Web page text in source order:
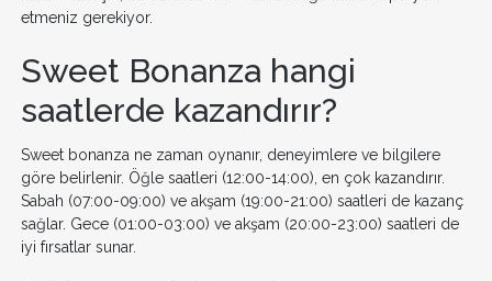
etmeniz gerekiyor.
Sweet Bonanza hangi
saatlerde kazandırır?
Sweet bonanza ne zaman oynanır, deneyimlere ve bilgilere
göre belirlenir. Öğle saatleri (12:00-14:00), en çok kazandırır.
Sabah (07:00-09:00) ve akşam (19:00-21:00) saatleri de kazanç
sağlar. Gece (01:00-03:00) ve akşam (20:00-23:00) saatleri de
iyi fırsatlar sunar.